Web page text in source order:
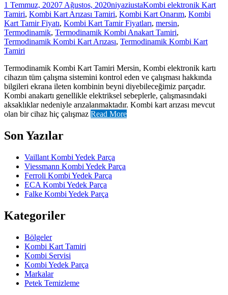
1 Temmuz, 20207 Ağustos, 2020niyaziustaKombi elektronik Kart
Tamiri, Kombi Kart Arızası Tamiri, Kombi Kart Onarım, Kombi
Kart Tamir Fiyatı, Kombi Kart Tamir Fiyatları, mersin,
Termodinamik, Termodinamik Kombi Anakart Tamiri,
Termodinamik Kombi Kart Arızası, Termodinamik Kombi Kart
Tamiri
Termodinamik Kombi Kart Tamiri Mersin, Kombi elektronik kartı
cihazın tüm çalışma sistemini kontrol eden ve çalışması hakkında
bilgileri ekrana ileten kombinin beyni diyebileceğimiz parçadır.
Kombi anakartı genellikle elektriksel sebeplerle, çalışmasındaki
aksaklıklar nedeniyle arızalanmaktadır. Kombi kart arızası mevcut
olan bir cihaz hiç çalışmaz Read More
Son Yazılar
Vaillant Kombi Yedek Parça
Viessmann Kombi Yedek Parça
Ferroli Kombi Yedek Parça
ECA Kombi Yedek Parça
Falke Kombi Yedek Parça
Kategoriler
Bölgeler
Kombi Kart Tamiri
Kombi Servisi
Kombi Yedek Parça
Markalar
Petek Temizleme